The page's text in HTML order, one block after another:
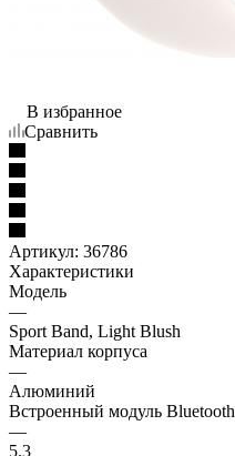
В избранное
Сравнить
Артикул: 36786
Характеристики
Модель
—
Sport Band, Light Blush
Материал корпуса
—
Алюминий
Встроенный модуль Bluetooth
—
5.3